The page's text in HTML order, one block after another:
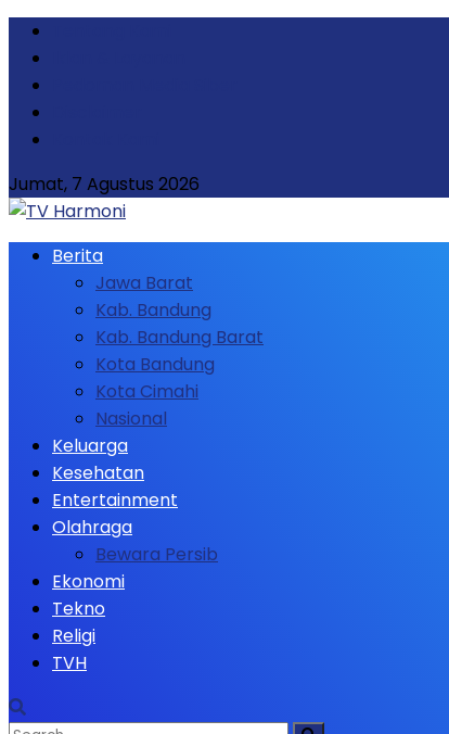
Jumat, 7 Agustus 2026
Berita
Jawa Barat
Kab. Bandung
Kab. Bandung Barat
Kota Bandung
Kota Cimahi
Nasional
Keluarga
Kesehatan
Entertainment
Olahraga
Bewara Persib
Ekonomi
Tekno
Religi
TVH